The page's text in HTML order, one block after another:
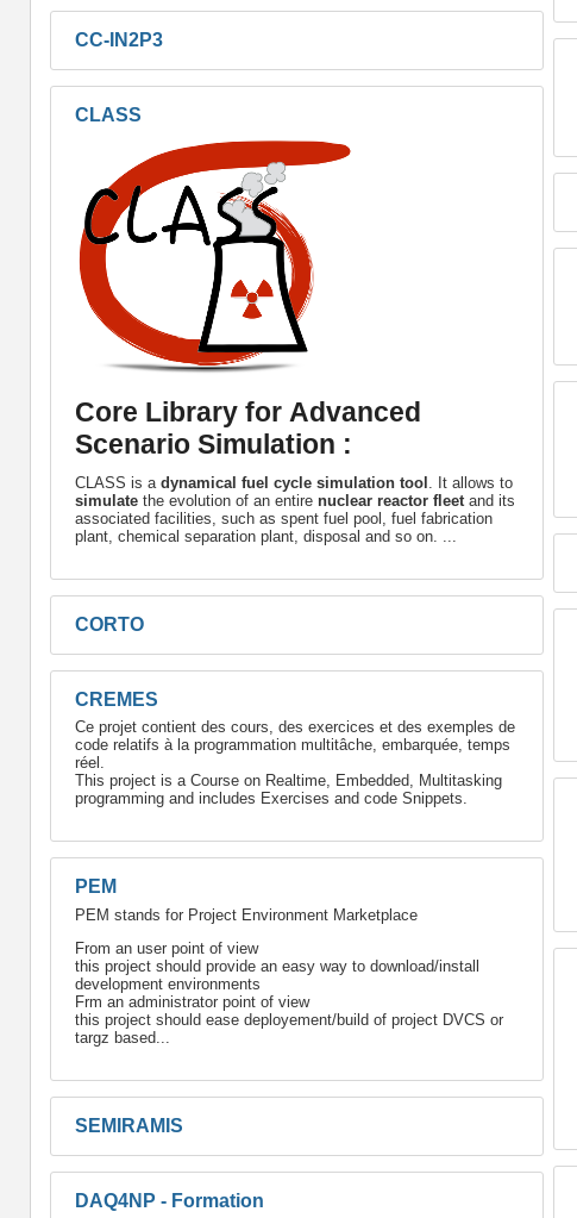
CC-IN2P3
CLASS
Core Library for Advanced
Scenario Simulation :
CLASS is a dynamical fuel cycle simulation tool . It allows to
simulate the evolution of an entire nuclear reactor fleet and its
associated facilities, such as spent fuel pool, fuel fabrication
plant, chemical separation plant, disposal and so on. ...
CORTO
CREMES
Ce projet contient des cours, des exercices et des exemples de
code relatifs à la programmation multitâche, embarquée, temps
réel.
This project is a Course on Realtime, Embedded, Multitasking
programming and includes Exercises and code Snippets.
PEM
PEM stands for Project Environment Marketplace
From an user point of view
this project should provide an easy way to download/install
development environments
Frm an administrator point of view
this project should ease deployement/build of project DVCS or
targz based...
SEMIRAMIS
DAQ4NP - Formation